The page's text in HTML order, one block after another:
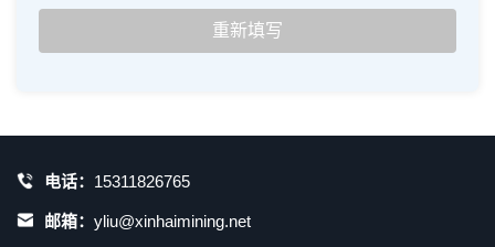
电话： 15311826765
邮箱： yliu@xinhaimining.net